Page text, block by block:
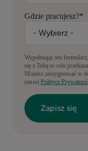
Gdzie pracujesz?*
Wypełniając ten
się z Tobą w celu
Możesz zrezygnować w
naszej Polityce